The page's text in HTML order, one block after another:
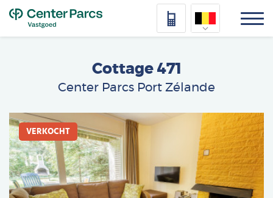
Deutsch
Cottage 471
Center Parcs Port Zélande
VERKOCHT
Afbeelding